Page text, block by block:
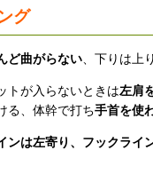
グ
ど曲がらない 、下りは上
トが入らないときは左肩
る、体幹で打ち手首を使
ンは左寄り、フックライ